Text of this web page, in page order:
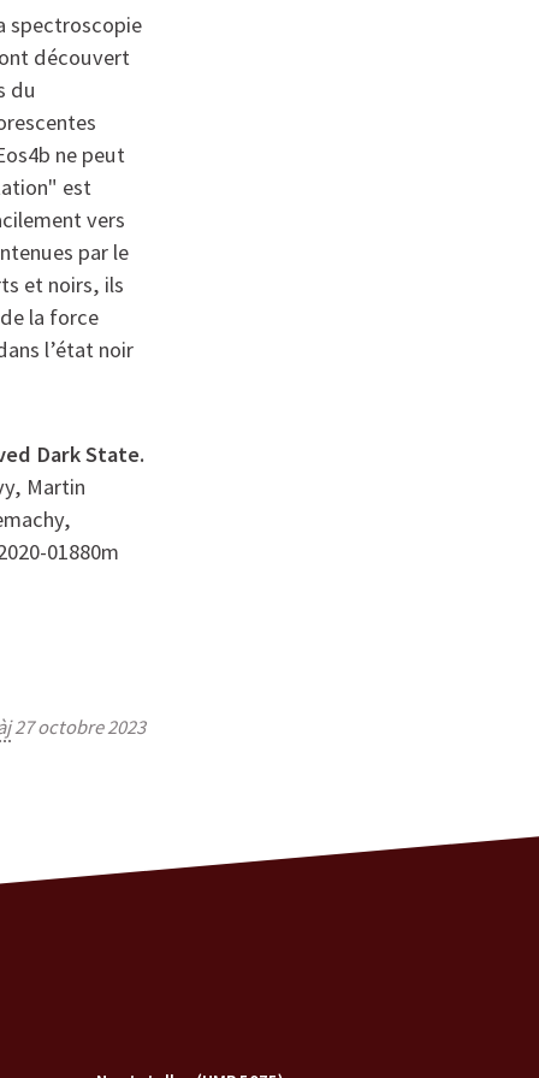
spectroscopie
découvert
du
ne peut
est
vers
par le
et noirs, ils
la force
l’état noir
Dark State.
Martin
01880m
27 octobre 2023